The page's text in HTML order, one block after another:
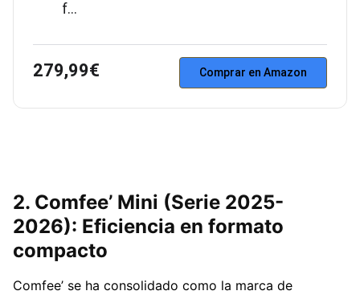
f…
279,99€ Comprar en Amazon
2. Comfee’ Mini (Serie 2025-
2026): Eficiencia en formato
compacto
Comfee’ se ha consolidado como la marca de